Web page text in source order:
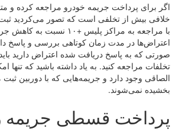
اگر برای پرداخت جریمه خودرو مراجعه کرده و
خلافی بیش از تخلفی است که تصور می‌کردید ثبت
با مراجعه به مراکز پلیس +۱۰ نسبت
اعتراض‌ها در مدت زمان کوتاهی بررسی و پاسخ
صورتی که به پاسخ دریافت شده اعتراض دارید باید
تخلفات مراجعه کنید. به یاد داشته باشید که تنها
الصاقی وجود دارد و جریمه‌هایی که با دوربین ثبت
بخشیده نمی‌شوند.
پرداخت قسطی جریمه